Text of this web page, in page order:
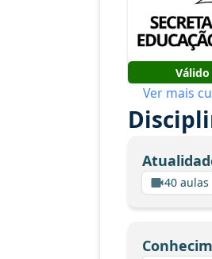
Ver mais
40 aulas